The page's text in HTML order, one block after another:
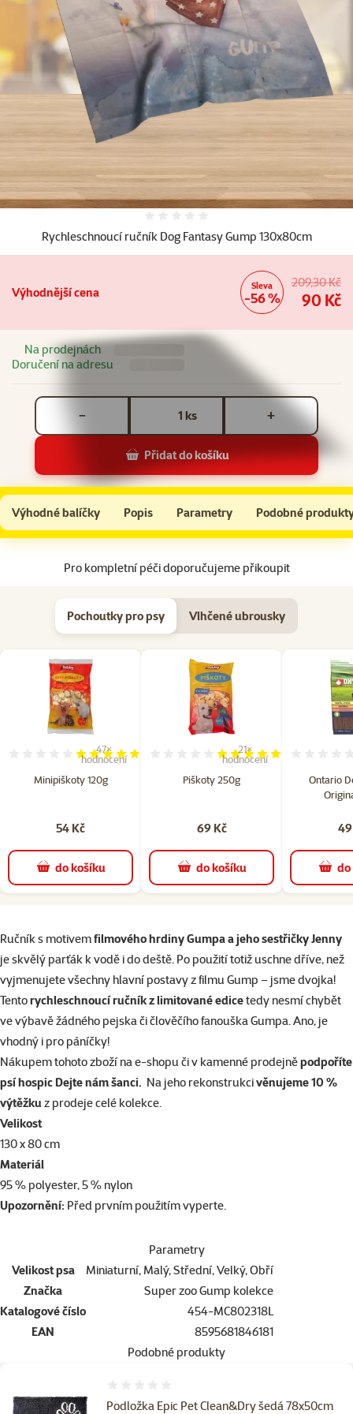
Rychleschnoucí ručník Dog Fantasy Gump 130x80cm
Výhodnější cena Sleva
-56 %
209,30 Kč
90 Kč
Na prodejnách
Doručení na adresu
ks
− +
Přidat do košíku
Další fotky
Rychleschnoucí ručník Dog Fantasy Gump 130x80cm
Do košíku
Výhodné balíčky Popis Parametry Podobné
Na začátek stránky
Pro kompletní péči doporučujeme přikoupit
Pochoutky pro psy Vlhčené ubrousky
Minipiškoty 120g
Hodnocení 98%, počet hodnocení: 47
47×
hodnocení
54 Kč
do košíku
Piškoty 250g
Hodnocení 99%, počet
21×
hodnocení
69 Kč
do košíku
Ontario
superzoo.product.detail.content
Ručník s motivemfilmového hrdiny Gumpa a jeho sestřičky Jenny
je skvělý parťák k vodě i do deště. Po použití totiž uschne dříve, než
vyjmenujete všechny hlavní postavy z filmu Gump – jsme dvojka!
Tentorychleschnoucí ručník z limitované edicetedy nesmí chybět
ve výbavě žádného pejska či člověčího fanouška Gumpa. Ano, je
vhodný i pro páníčky!
Nákupem tohoto zboží na e-shopu či v kamenné prodejněpodpoříte
psí hospic Dejte nám šanci. Na jeho rekonstrukcivěnujeme 10 %
výtěžku z prodeje celé kolekce.
Velikost
130 x 80 cm
Materiál
95 % polyester, 5 % nylon
Upozornění: Před prvním použitím vyperte.
Parametry
Velikost psa
Miniaturní, Malý, Střední, Velký, Obří
Značka
Super zoo Gump kolekce
Katalogové číslo
454-MC802318L
EAN
8595681846181
Podobné produkty
Podložka Epic Pet Clean&Dry šedá 78x50cm